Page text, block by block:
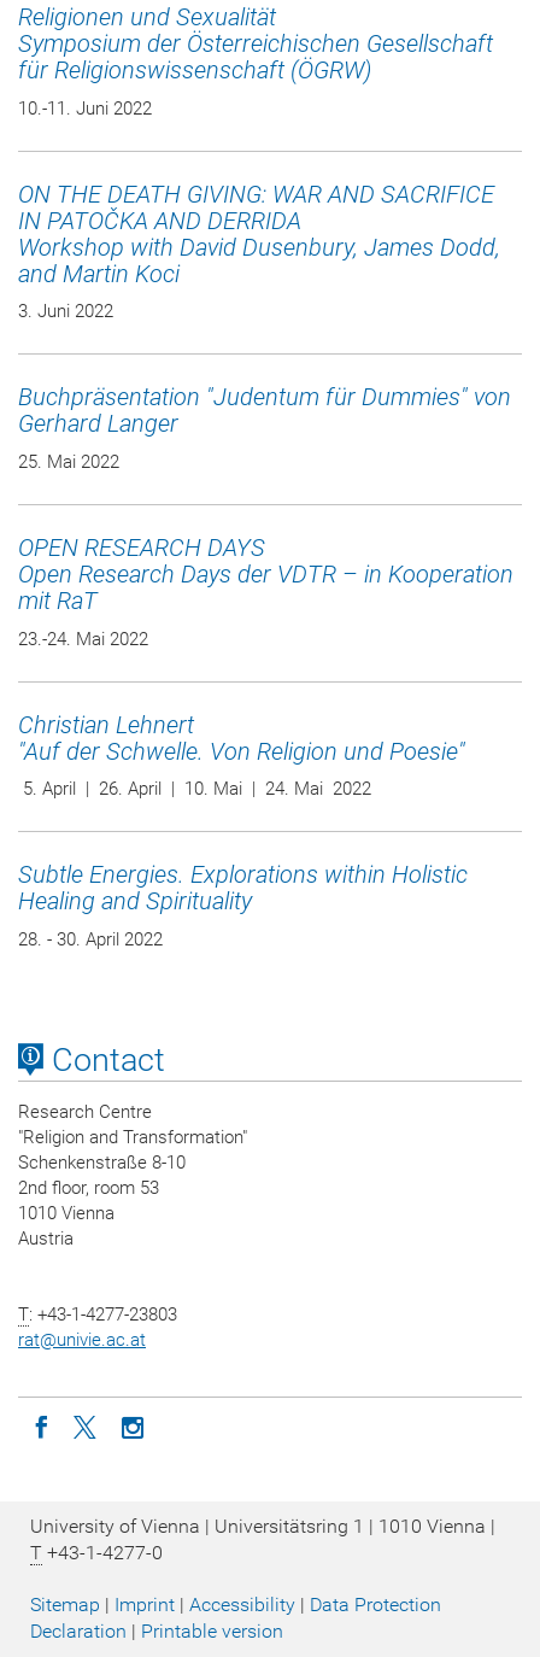
Religionen und Sexualität
Symposium der Österreichischen Gesellschaft
für Religionswissenschaft (ÖGRW)
10.-11. Juni 2022
ON THE DEATH GIVING: WAR AND SACRIFICE
IN PATOČKA AND DERRIDA
Workshop with David Dusenbury, James Dodd,
and Martin Koci
3. Juni 2022
Buchpräsentation "Judentum für Dummies" von
Gerhard Langer
25. Mai 2022
OPEN RESEARCH DAYS
Open Research Days der VDTR – in Kooperation
mit RaT
23.-24. Mai 2022
Christian Lehnert
"Auf der Schwelle. Von Religion und Poesie"
5. April | 26. April | 10. Mai | 24. Mai 2022
Subtle Energies. Explorations within Holistic
Healing and Spirituality
28. - 30. April 2022
Contact
Research Centre
"Religion and Transformation"
Schenkenstraße 8-10
2nd floor, room 53
1010 Vienna
Austria
T: +43-1-4277-23803
rat@univie.ac.at
Icon facebook
Icon twitter
Icon instagram
University of Vienna | Universitätsring 1 | 1010 Vienna |
T +43-1-4277-0
Sitemap | Imprint | Accessibility | Data Protection
Declaration | Printable version